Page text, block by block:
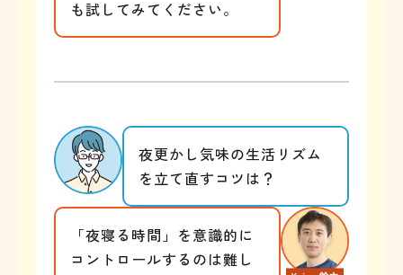
も試してみてください。
夜更かし気味の生活リズム
を立て直すコツは？
「夜寝る時間」を意識的に
コントロールするのは難し